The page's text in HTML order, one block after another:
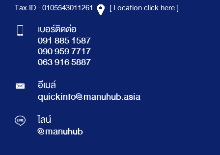
Tax ID : 0105543011261
[ Location click here ]
เบอร์ติดต่อ
091 885 1587
090 959 7717
063 916 5887
อีเมล์
quickinfo@manuhub.asia
ไลน์
@manuhub